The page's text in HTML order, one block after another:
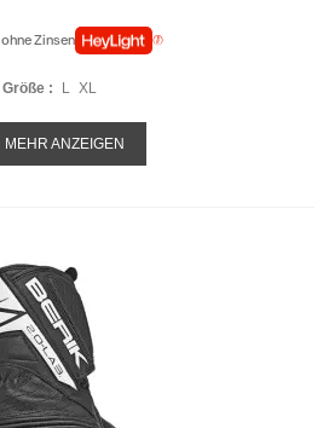
ohne Zinsen
Größe : L XL
MEHR ANZEIGEN